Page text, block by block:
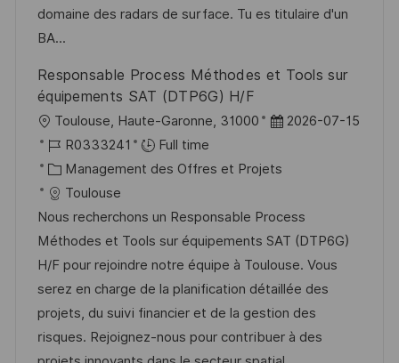
s
a
i
a
i
e
n
e
d
p
s
g
o
i
e
domaine des radars de surface. Tu es titulaire d'un
BA...
Responsable Process Méthodes et Tools sur
équipements SAT (DTP6G) H/F
o
c
a
l
i
s
a
t
i
Toulouse, Haute-Garonne, 31000
D
t
d
’
a
f
f
i
2026-07-15
R
é
f
é
r
e
n
c
e
R0333241
Full time
C
a
t
é
g
o
r
i
Management des Offres et Projets
Toulouse
Nous recherchons un Responsable Process
Méthodes et Tools sur équipements SAT (DTP6G)
H/F pour rejoindre notre équipe à Toulouse. Vous
serez en charge de la planification détaillée des
projets, du suivi financier et de la gestion des
risques. Rejoignez-nous pour contribuer à des